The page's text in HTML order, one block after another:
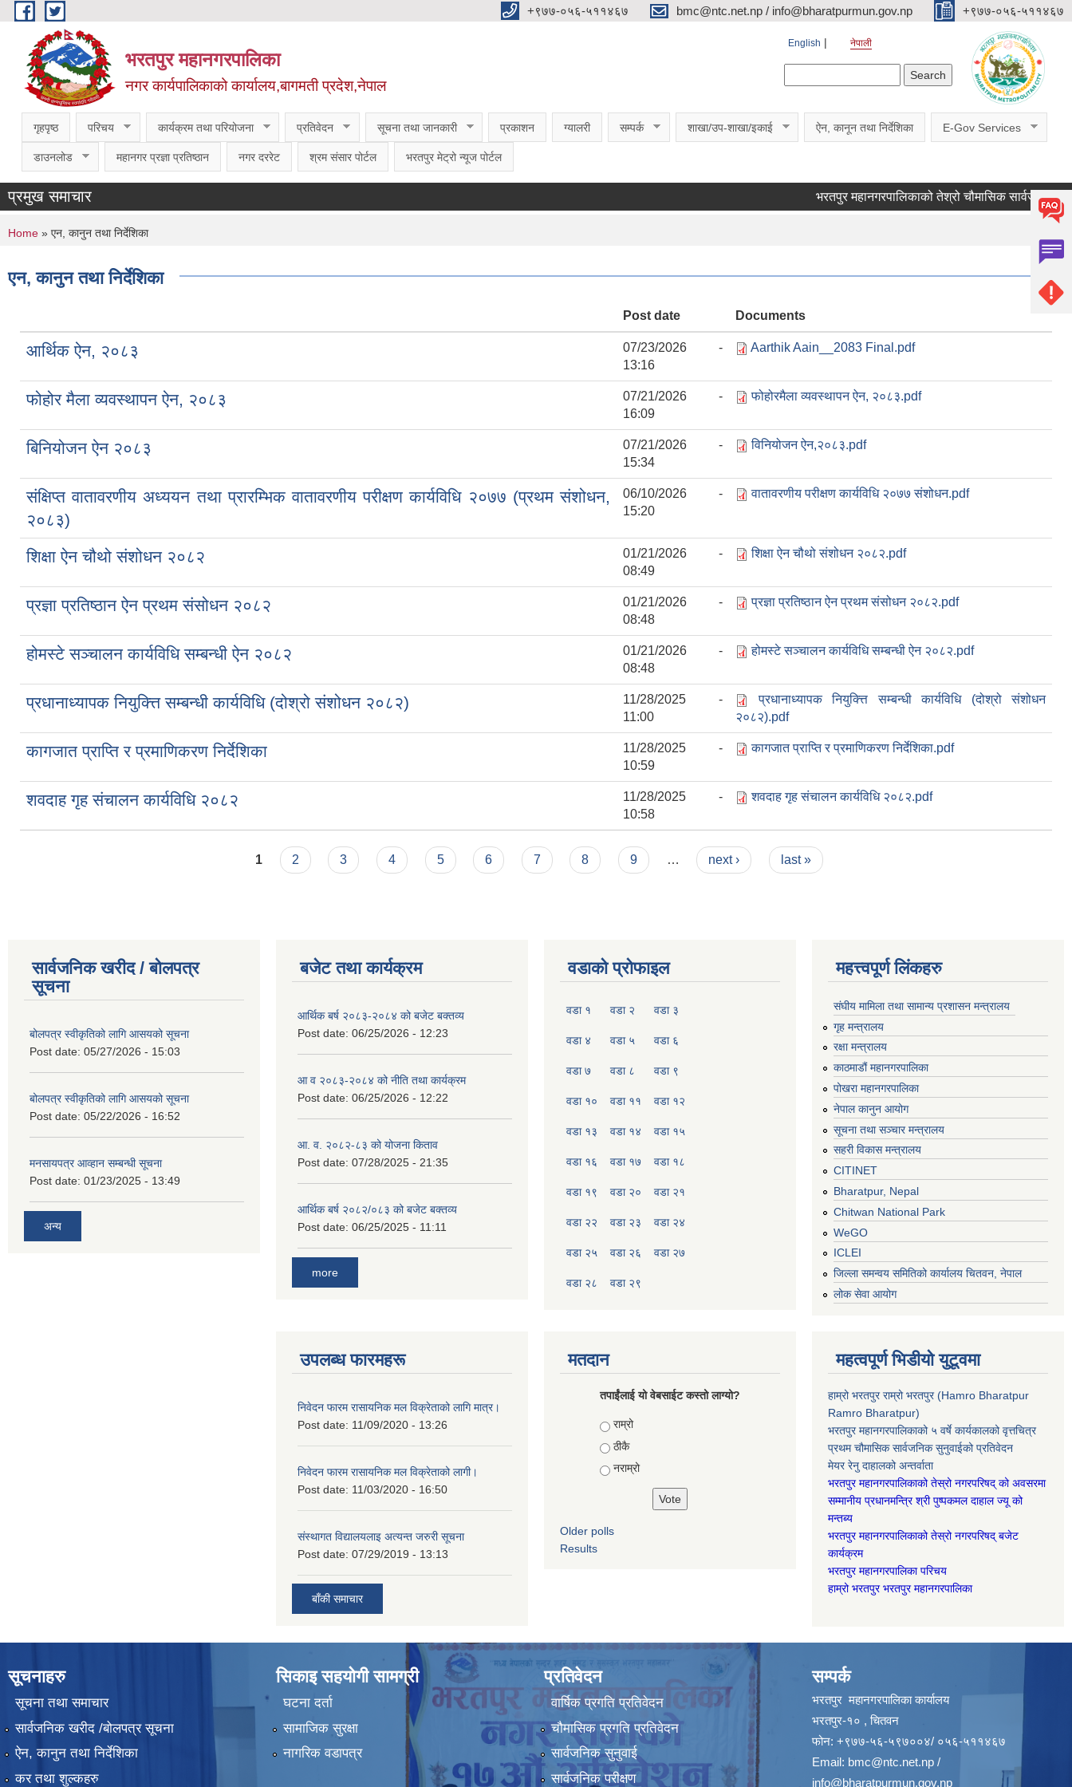
Skip to main content ‌‌+९७७-०५६-५११४६७ bmc@ntc.net.np / info@bharatpurmun.gov.np ‌‌+९७७-०५६-५११४६७
भरतपुर महानगरपालिका
नगर कार्यपालिकाको कार्यालय,बागमती प्रदेश,नेपाल
English नेपाली
गृहपृष्ठ परिचय कार्यक्रम तथा परियोजना प्रतिवेदन सूचना तथा जानकारी प्रकाशन ग्यालरी सम्पर्क शाखा/उप-शाखा/इकाई ऐन, कानून तथा निर्देशिका E-Gov Services
डाउनलोड महानगर प्रज्ञा प्रतिष्ठान नगर दररेट श्रम संसार पोर्टल भरतपुर मेट्रो न्यूज पोर्टल
प्रमुख समाचार भरतपुर महानगरपालिकाको तेश्रो चौमासिक सार्वजनिक सुनुवाई
You are here
Home » एन, कानुन तथा निर्देशिका
एन, कानुन तथा निर्देशिका
Post date Documents
आर्थिक ऐन, २०८३
07/23/2026 -
13:16
Aarthik Aain__2083 Final.pdf
फोहोर मैला व्यवस्थापन ऐन, २०८३
07/21/2026 -
16:09
फोहोरमैला व्यवस्थापन ऐन, २०८३.pdf
बिनियोजन ऐन २०८३
07/21/2026 -
15:34
विनियोजन ऐन,२०८३.pdf
संक्षिप्त वातावरणीय अध्ययन तथा प्रारम्भिक वातावरणीय परीक्षण कार्यविधि २०७७ (प्रथम संशोधन,
२०८३)
06/10/2026 -
15:20
वातावरणीय परीक्षण कार्यविधि २०७७ संशोधन.pdf
शिक्षा ऐन चौथो संशोधन २०८२
01/21/2026 -
08:49
शिक्षा ऐन चौथो संशोधन २०८२.pdf
प्रज्ञा प्रतिष्ठान ऐन प्रथम संसोधन २०८२
01/21/2026 -
08:48
प्रज्ञा प्रतिष्ठान ऐन प्रथम संसोधन २०८२.pdf
होमस्टे सञ्चालन कार्यविधि सम्बन्धी ऐन २०८२
01/21/2026 -
08:48
होमस्टे सञ्चालन कार्यविधि सम्बन्धी ऐन २०८२.pdf
प्रधानाध्यापक नियुक्त्ति सम्बन्धी कार्यविधि (दोश्रो संशोधन २०८२)
11/28/2025 -
11:00
प्रधानाध्यापक नियुक्त्ति सम्बन्धी कार्यविधि (दोश्रो संशोधन
२०८२).pdf
कागजात प्राप्ति र प्रमाणिकरण निर्देशिका
11/28/2025 -
10:59
कागजात प्राप्ति र प्रमाणिकरण निर्देशिका.pdf
शवदाह गृह संचालन कार्यविधि २०८२
11/28/2025 -
10:58
शवदाह गृह संचालन कार्यविधि २०८२.pdf
1 2 3 4 5 6 7 8 9 … next › last »
सार्वजनिक खरीद / बोलपत्र
सूचना
बोलपत्र स्वीकृतिको लागि आसयको सूचना
Post date: 05/27/2026 - 15:03
बोलपत्र स्वीकृतिको लागि आसयको सूचना
Post date: 05/22/2026 - 16:52
मनसायपत्र आव्हान सम्बन्धी सूचना
Post date: 01/23/2025 - 13:49
अन्य
बजेट तथा कार्यक्रम
आर्थिक बर्ष २०८३-२०८४ को बजेट बक्तव्य
Post date: 06/25/2026 - 12:23
आ व २०८३-२०८४ को नीति तथा कार्यक्रम
Post date: 06/25/2026 - 12:22
आ. व. २०८२-८३ को योजना किताव
Post date: 07/28/2025 - 21:35
आर्थिक बर्ष २०८२/०८३ को बजेट बक्तव्य
Post date: 06/25/2025 - 11:11
more
वडाको प्रोफाइल
वडा १ वडा २ वडा ३
वडा ४ वडा ५ वडा ६
वडा ७ वडा ८ वडा ९
वडा १० वडा ११ वडा १२
वडा १३ वडा १४ वडा १५
वडा १६ वडा १७ वडा १८
वडा १९ वडा २० वडा २१
वडा २२ वडा २३ वडा २४
वडा २५ वडा २६ वडा २७
वडा २८ वडा २९
महत्त्वपूर्ण लिंकहरु
संघीय मामिला तथा सामान्य प्रशासन मन्त्रालय
गृह मन्त्रालय
रक्षा मन्त्रालय
काठमाडौं महानगरपालिका
पोखरा महानगरपालिका
नेपाल कानुन आयोग
सूचना तथा सञ्चार मन्त्रालय
सहरी विकास मन्त्रालय
CITINET
Bharatpur, Nepal
Chitwan National Park
WeGO
ICLEI
जिल्ला समन्वय समितिको कार्यालय चितवन, नेपाल
लोक सेवा आयोग
उपलब्ध फारमहरू
निवेदन फारम रासायनिक मल विक्रेताको लागि मात्र।
Post date: 11/09/2020 - 13:26
निवेदन फारम रासायनिक मल विक्रेताको लागी।
Post date: 11/03/2020 - 16:50
संस्थागत विद्यालयलाइ अत्यन्त जरुरी सूचना
Post date: 07/29/2019 - 13:13
बाँकी समाचार
मतदान
तपाईंलाई यो वेबसाईट कस्तो लाग्यो?
Choices
राम्रो
ठीकै
नराम्रो
Older polls
Results
महत्वपूर्ण भिडीयो युटूवमा
हाम्रो भरतपुर राम्रो भरतपुर (Hamro Bharatpur
Ramro Bharatpur)
भरतपुर महानगरपालिकाको ५ वर्षे कार्यकालको वृत्तचित्र
प्रथम चौमासिक सार्वजनिक सुनुवाईको प्रतिवेदन
मेयर रेनु दाहालको अन्तर्वाता
भरतपुर महानगरपालिकाको तेस्रो नगरपरिषद् को अवसरमा
सम्मानीय प्रधानमन्त्रि श्री पुष्पकमल दाहाल ज्यू को
मन्तब्य
भरतपुर महानगरपालिकाको तेस्रो नगरपरिषद् बजेट
कार्यक्रम
भरतपुर महानगरपालिका परिचय
हाम्रो भरतपुर भरतपुर महानगरपालिका
सूचनाहरु
सूचना तथा समाचार
सार्वजनिक खरीद /बोलपत्र सूचना
ऐन, कानुन तथा निर्देशिका
कर तथा शुल्कहरु
सिकाइ सहयोगी सामग्री
घटना दर्ता
सामाजिक सुरक्षा
नागरिक वडापत्र
प्रतिवेदन
वार्षिक प्रगति प्रतिवेदन
चौमासिक प्रगति प्रतिवेदन
सार्वजनिक सुनुवाई
सार्वजनिक परीक्षण
सम्पर्क
भरतपुर महानगरपालिका कार्यालय
भरतपुर-१० , चितवन
फोन: +९७७-५६-५९७००४/ ०५६-५११४६७
Email: bmc@ntc.net.np /
info@bharatpurmun.gov.np